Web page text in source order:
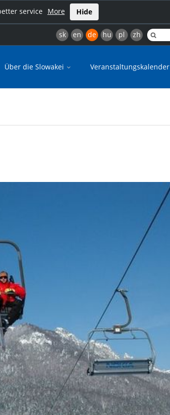
service More Hide
sk en de hu pl zh
Über die Slowakei Veranstaltungskalender